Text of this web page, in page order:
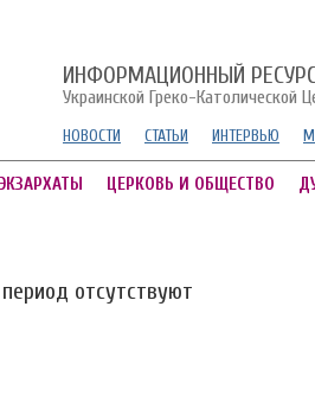
ИНФОРМАЦИОННЫЙ
Украинской Греко-Католической
НОВОСТИ СТАТЬИ ИНТЕРВЬЮ
ЦЕРКОВЬ И ОБЩЕСТВО
отсутствуют